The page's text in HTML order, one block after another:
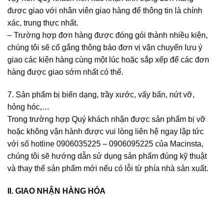
được giao với nhân viên giao hàng để thông tin là chính
xác, trung thực nhất.
– Trường hợp đơn hàng được đóng gói thành nhiều kiện,
chúng tôi sẽ cố gắng thông báo đơn vị vận chuyển lưu ý
giao các kiện hàng cùng một lúc hoặc sắp xếp để các đơn
hàng được giao sớm nhất có thể.
7. Sản phẩm bị biến dạng, trầy xước, vấy bẩn, nứt vỡ,
hỏng hóc,…
Trong trường hợp Quý khách nhận được sản phẩm bị vỡ
hoặc không vận hành được vui lòng liên hệ ngay lập tức
với số hotline 0906035225 – 0906095225 của Macinsta,
chúng tôi sẽ hướng dẫn sử dụng sản phẩm đúng kỹ thuật
và thay thế sản phẩm mới nếu có lỗi từ phía nhà sản xuất.
II. GIAO NHẬN HÀNG HÓA